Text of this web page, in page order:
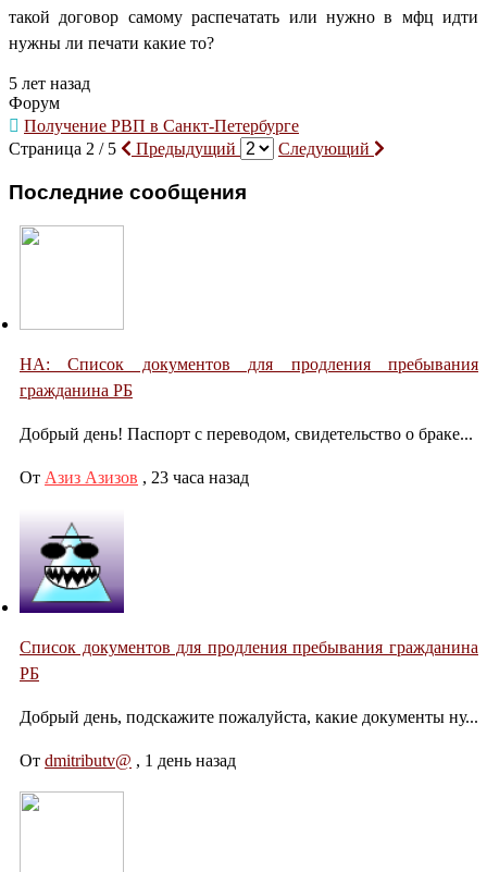
такой договор самому распечатать или нужно в мфц идти
нужны ли печати какие то?
5 лет назад
Форум
Получение РВП в Санкт-Петербурге
Страница 2 / 5
Предыдущий Следующий
Последние сообщения
НА: Список документов для продления пребывания
гражданина РБ
Добрый день! Паспорт с переводом, свидетельство о браке...
От Азиз Азизов , 23 часа назад
Список документов для продления пребывания гражданина
РБ
Добрый день, подскажите пожалуйста, какие документы ну...
От dmitributv@ , 1 день назад